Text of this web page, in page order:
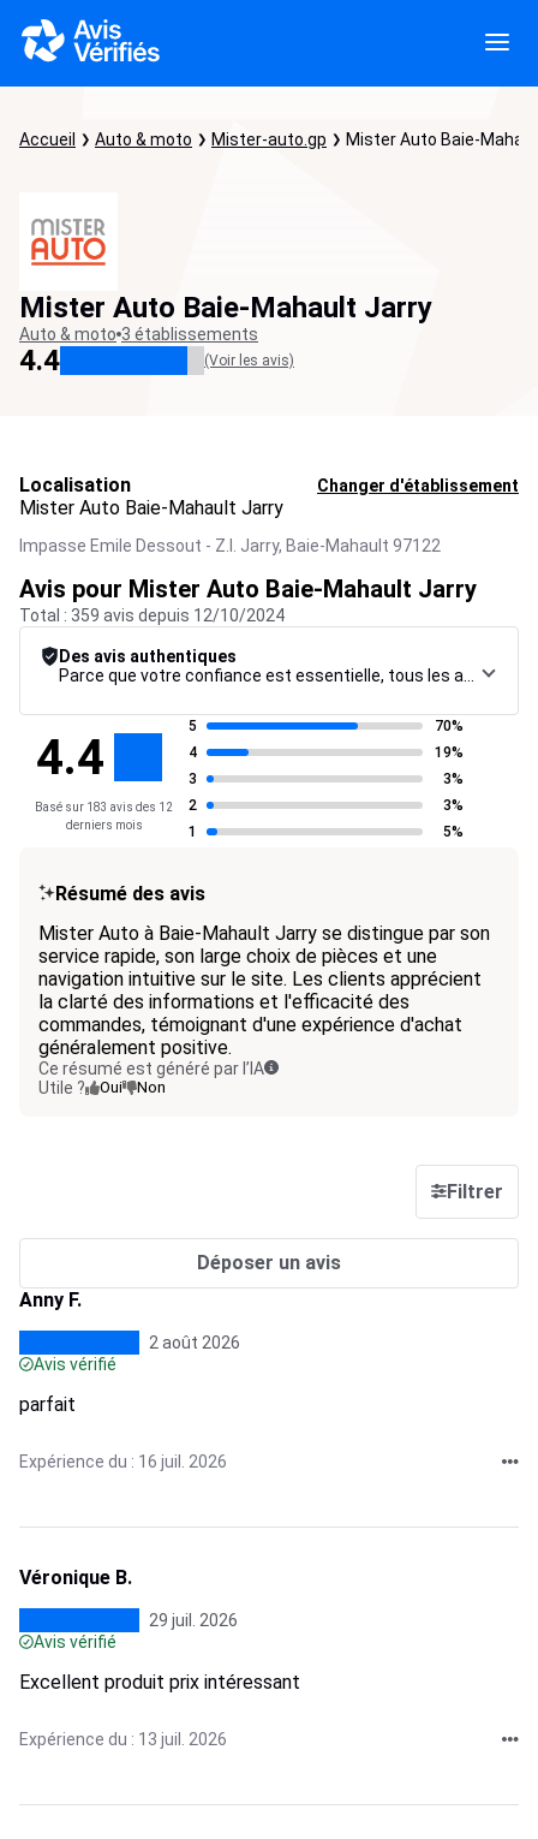
Accueil Auto & moto Mister-auto.gp Mister Auto Baie-
Mister Auto Baie-Mahault Jarry
Auto & moto 3 établissements
4.4 (Voir les avis)
Localisation Changer d'établissement
Mister Auto Baie-Mahault Jarry
Impasse Emile Dessout - Z.I. Jarry, Baie-Mahault 97122
Avis pour Mister Auto Baie-Mahault Jarry
Total : 359 avis depuis 12/10/2024
Des avis authentiques
4.4
Basé sur 183 avis des 12
derniers mois
5
70%
4
19%
3
3%
2
3%
1
5%
Résumé des avis
Mister Auto à Baie-Mahault Jarry se distingue par son
service rapide, son large choix de pièces et une
navigation intuitive sur le site. Les clients apprécient
la clarté des informations et l'efficacité des
commandes, témoignant d'une expérience d'achat
généralement positive.
Ce résumé est généré par l’IA
Utile ?
Oui Non
Filtrer
Déposer un avis
Anny F.
2 août 2026
Avis vérifié
parfait
Expérience du : 16 juil. 2026
Véronique B.
29 juil. 2026
Avis vérifié
Excellent produit prix intéressant
Expérience du : 13 juil. 2026